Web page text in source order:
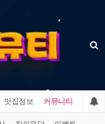
맛집정보 커뮤니티